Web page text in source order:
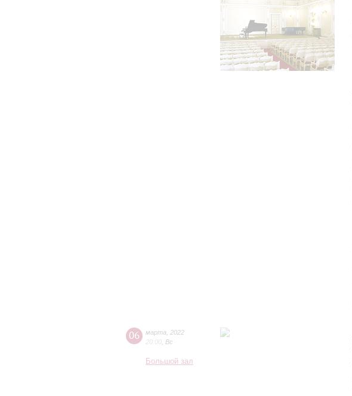
06 марта
2022
20:00 Вс
Большой зал